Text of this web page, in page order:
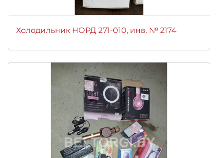
Холодильник НОРД 271-010, инв. № 2174